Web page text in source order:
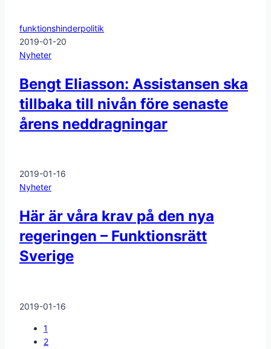
funktionshinderpolitik
2019-01-20
Nyheter
Bengt Eliasson: Assistansen ska
tillbaka till nivån före senaste
årens neddragningar
2019-01-16
Nyheter
Här är våra krav på den nya
regeringen – Funktionsrätt
Sverige
2019-01-16
1
2